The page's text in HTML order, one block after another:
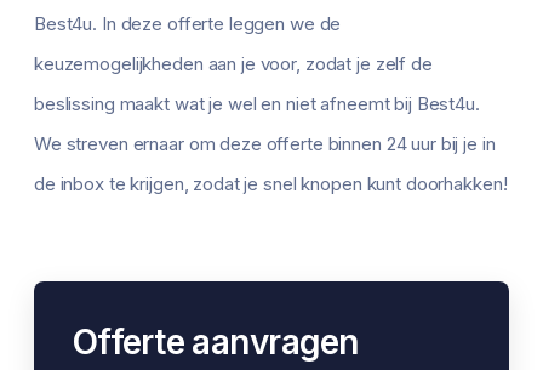
Best4u. In deze offerte leggen we de
keuzemogelijkheden aan je voor, zodat je zelf de
beslissing maakt wat je wel en niet afneemt bij Best4u.
We streven ernaar om deze offerte binnen 24 uur bij je in
de inbox te krijgen, zodat je snel knopen kunt doorhakken!
Offerte aanvragen